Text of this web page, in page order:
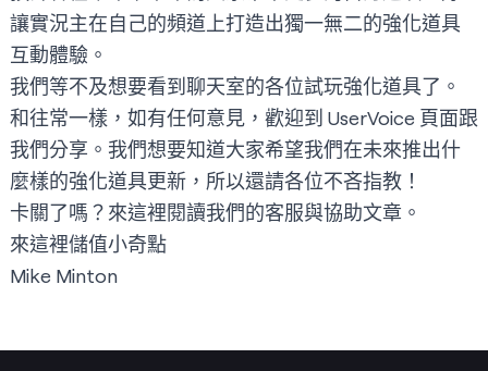
讓實況主在自己的頻道上打造出獨一無二的強化道具
互動體驗。
我們等不及想要看到聊天室的各位試玩強化道具了。
和往常一樣，如有任何意見，歡迎到 UserVoice 頁面跟
我們分享。我們想要知道大家希望我們在未來推出什
麼樣的強化道具更新，所以還請各位不吝指教！
卡關了嗎？ 來這裡閱讀我們的客服與協助文章。
來這裡儲值小奇點
Mike Minton